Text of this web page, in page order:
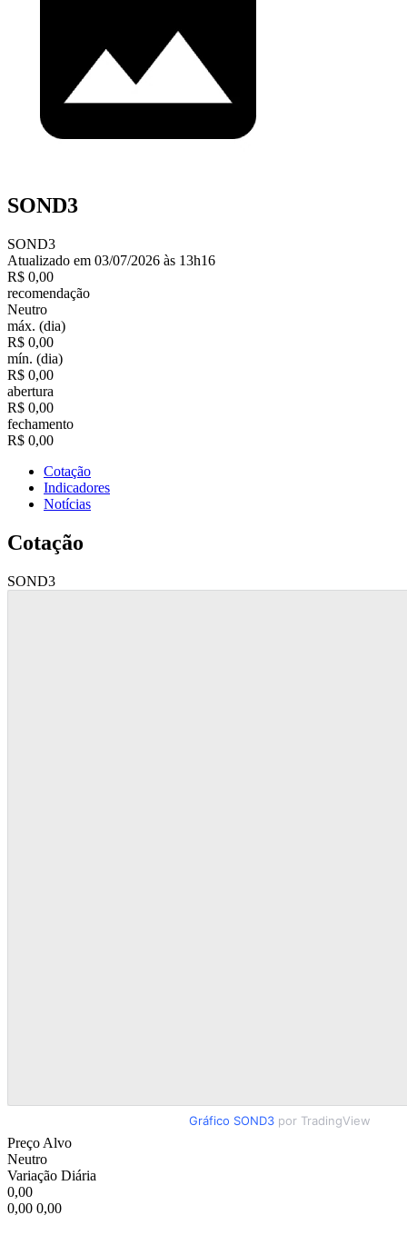
SOND3
SOND3
Atualizado em 03/07/2026 às 13h16
R$ 0,00
recomendação
Neutro
máx. (dia)
R$ 0,00
mín. (dia)
R$ 0,00
abertura
R$ 0,00
fechamento
R$ 0,00
Cotação
Indicadores
Notícias
Cotação
SOND3
Gráfico SOND3 por TradingView
Preço Alvo
Neutro
Variação Diária
0,00
0,00 0,00